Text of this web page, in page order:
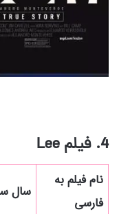
4. فیلم Lee
نام فیلم به
فارسی
سال